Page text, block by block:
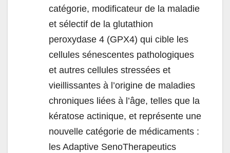
catégorie, modificateur de la maladie
et sélectif de la glutathion
peroxydase 4 (GPX4) qui cible les
cellules sénescentes pathologiques
et autres cellules stressées et
vieillissantes à l’origine de maladies
chroniques liées à l’âge, telles que la
kératose actinique, et représente une
nouvelle catégorie de médicaments :
les Adaptive SenoTherapeutics